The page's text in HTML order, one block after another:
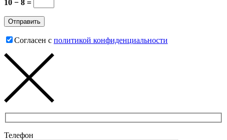
10 − 8 =
Согласен с политикой конфиденциальности
Телефон